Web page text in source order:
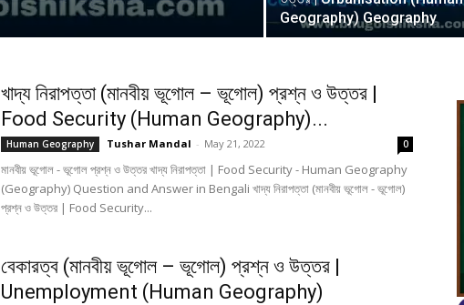
Geography) Geography
খাদ্য নিরাপত্তা (মানবীয় ভূগোল – ভূগোল) প্রশ্ন ও উত্তর |
Food Security (Human Geography)...
Human Geography Tushar Mandal - May 21, 2022 0
মানবীয় ভূগোল - ভূগোল প্রশ্ন ও উত্তর খাদ্য নিরাপত্তা | Food Security - Human Geography
(Geography) Question and Answer in Bengali খাদ্য নিরাপত্তা (মানবীয় ভূগোল - ভূগোল)
প্রশ্ন ও উত্তর | Food Security...
বেকারত্ব (মানবীয় ভূগোল – ভূগোল) প্রশ্ন ও উত্তর |
Unemployment (Human Geography)